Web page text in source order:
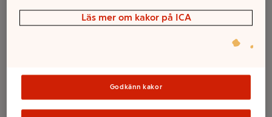
Läs mer om kakor på ICA
Godkänn kakor